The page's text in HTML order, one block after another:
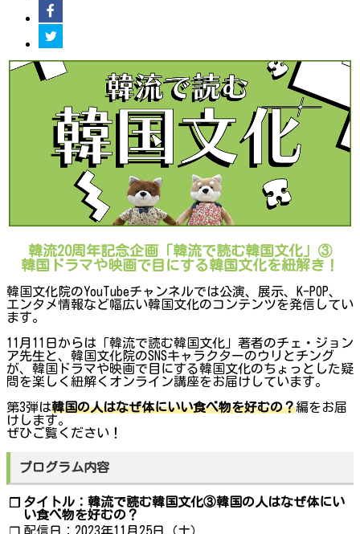
韓流20周年記念企画「韓流で読む韓国文化」③
韓国ドラマや映画で目にする韓国文化を紐解き！
韓国文化院のYouTubeチャンネルでは公演、展示、K-POP、
エンタメ情報など幅広い韓国文化のコンテンツを発信してい
ます。
11月11日からは「韓流で読む韓国文化」著者のチェ・ジョン
ア先生と、韓国文化院のSNSキャラクターのウリとチング
が、韓国ドラマや映画で目にする韓国文化のちょっとした疑
問を楽しく紐解くオンライン講座をお届けしています。
第3弾は韓国の人はなぜ体にいい食べ物を好むの？編をお届
けします。
ぜひご覧ください！
プログラム内容
❐ タイトル：韓流で読む韓国文化③韓国の人はなぜ体にい
い食べ物を好むの？
配信日：2023年11月25日（土）